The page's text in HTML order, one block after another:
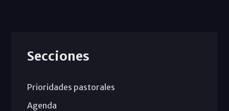
Secciones
Prioridades pastorales
Agenda